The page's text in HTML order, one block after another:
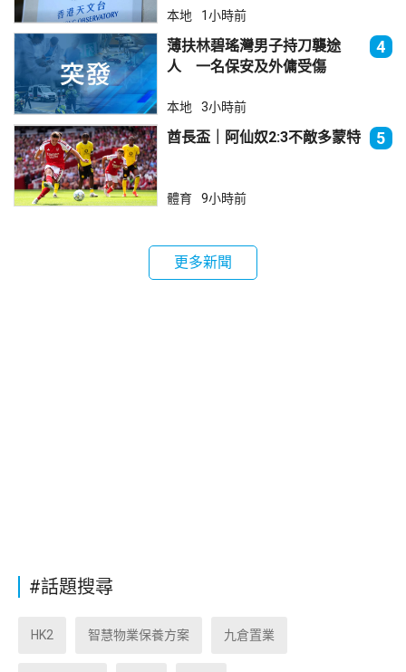
本地 1小時前
薄扶林碧瑤灣男子持刀襲途
人 一名保安及外傭受傷
4
本地 3小時前
酋長盃｜阿仙奴2:3不敵多蒙特 5
體育 9小時前
更多新聞
#話題搜尋
HK2 智慧物業保養方案 九倉置業